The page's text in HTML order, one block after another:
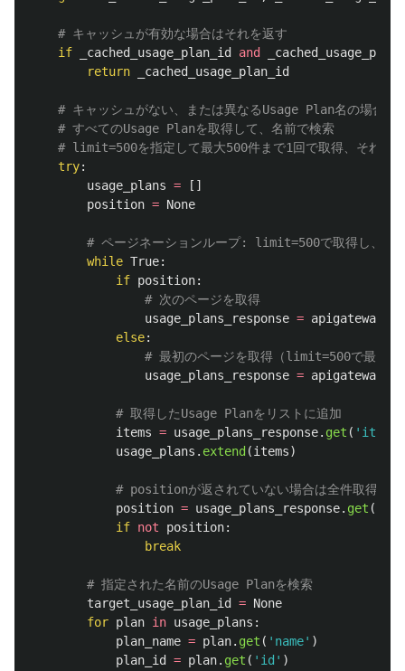
if
_cached_usage_plan_id and
return
_cached_usage_plan_id
try:
usage_plans =
[]
position = None
while True:
if position:
usage_plans_response = apigateway
else:
usage_plans_response = apigateway
items = usage_plans_response. get ( ' items
usage_plans . extend (items)
position = usage_plans_response. get (
if not position:
break
target_usage_plan_id
= None
for plan in usage_plans :
plan_name = plan. get ( ' name' )
plan_id
= plan. get ( ' id ' )